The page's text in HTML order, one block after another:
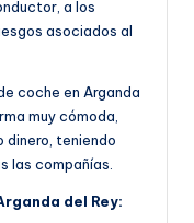
a los
asociados al
coche en Arganda
muy cómoda,
dinero, teniendo
las compañías.
del Rey: